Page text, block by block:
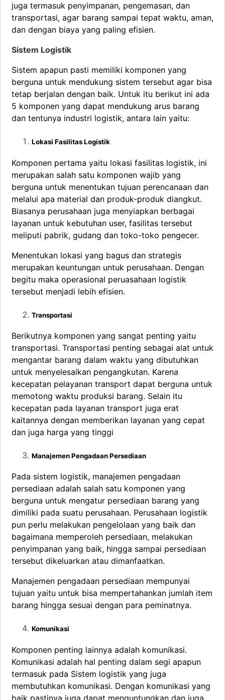
juga termasuk penyimpanan, pengemasan, dan
transportasi, agar barang sampai tepat waktu, aman,
dan dengan biaya yang paling efisien.
Sistem Logistik
Sistem apapun pasti memiliki komponen yang
berguna untuk mendukung sistem tersebut agar bisa
tetap berjalan dengan baik. Untuk itu berikut ini ada
5 komponen yang dapat mendukung arus barang
dan tentunya industri logistik, antara lain yaitu:
Lokasi Fasilitas Logistik
Komponen pertama yaitu lokasi fasilitas logistik, ini
merupakan salah satu komponen wajib yang
berguna untuk menentukan tujuan perencanaan dan
melalui apa material dan produk-produk diangkut.
Biasanya perusahaan juga menyiapkan berbagai
layanan untuk kebutuhan user, fasilitas tersebut
meliputi pabrik, gudang dan toko-toko pengecer.
Menentukan lokasi yang bagus dan strategis
merupakan keuntungan untuk perusahaan. Dengan
begitu maka operasional peruasahaan logistik
tersebut menjadi lebih efisien.
Transportasi
Berikutnya komponen yang sangat penting yaitu
transportasi. Transportasi penting sebagai alat untuk
mengantar barang dalam waktu yang dibutuhkan
untuk menyelesaikan pengangkutan. Karena
kecepatan pelayanan transport dapat berguna untuk
memotong waktu produksi barang. Selain itu
kecepatan pada layanan transport juga erat
kaitannya dengan memberikan layanan yang cepat
dan juga harga yang tinggi
Manajemen Pengadaan Persediaan
Pada sistem logistik, manajemen pengadaan
persediaan adalah salah satu komponen yang
berguna untuk mengatur persediaan barang yang
dimiliki pada suatu perusahaan. Perusahaan logistik
pun perlu melakukan pengelolaan yang baik dan
bagaimana memperoleh persediaan, melakukan
penyimpanan yang baik, hingga sampai persediaan
tersebut dikeluarkan atau dimanfaatkan.
Manajemen pengadaan persediaan mempunyai
tujuan yaitu untuk bisa mempertahankan jumlah item
barang hingga sesuai dengan para peminatnya.
Komunikasi
Komponen penting lainnya adalah komunikasi.
Komunikasi adalah hal penting dalam segi apapun
termasuk pada Sistem logistik yang juga
membutuhkan komunikasi. Dengan komunikasi yang
baik pastinya juga dapat menguntungkan dan juga